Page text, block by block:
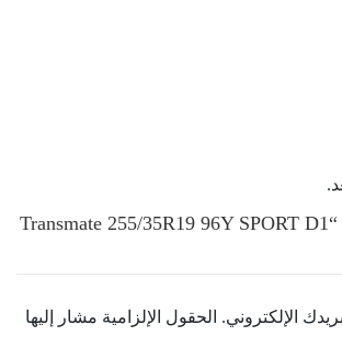
كن أول من يقيم “Transmate 255/35R19 96Y SPORT D1
الإلكتروني. الحقول الإلزامية مشار إليها